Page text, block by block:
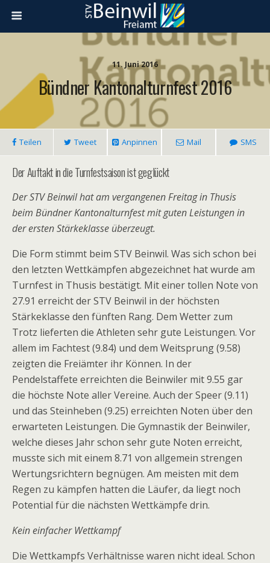
11. Juni 2016
Bündner Kantonalturnfest 2016
Teilen Tweet Anpinnen Mail SMS
Der Auftakt in die Turnfestsaison ist geglückt
Der STV Beinwil hat am vergangenen Freitag in Thusis
beim Bündner Kantonalturnfest mit guten Leistungen in
der ersten Stärkeklasse überzeugt.
Die Form stimmt beim STV Beinwil. Was sich schon bei
den letzten Wettkämpfen abgezeichnet hat wurde am
Turnfest in Thusis bestätigt. Mit einer tollen Note von
27.91 erreicht der STV Beinwil in der höchsten
Stärkeklasse den fünften Rang. Dem Wetter zum
Trotz lieferten die Athleten sehr gute Leistungen. Vor
allem im Fachtest (9.84) und dem Weitsprung (9.58)
zeigten die Freiämter ihr Können. In der
Pendelstaffete erreichten die Beinwiler mit 9.55 gar
die höchste Note aller Vereine. Auch der Speer (9.11)
und das Steinheben (9.25) erreichten Noten über den
erwarteten Leistungen. Die Gymnastik der Beinwiler,
welche dieses Jahr schon sehr gute Noten erreicht,
musste sich mit einem 8.71 von allgemein strengen
Wertungsrichtern begnügen. Am meisten mit dem
Regen zu kämpfen hatten die Läufer, da liegt noch
Potential für die nächsten Wettkämpfe drin.
Kein einfacher Wettkampf
Die Wettkampfs Verhältnisse waren nicht ideal. Schon